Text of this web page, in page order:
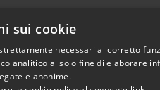
sui cookie
necessari al corretto
analitico al solo fine di elaborare
e anonime.